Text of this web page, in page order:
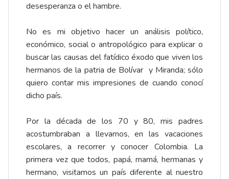
desesperanza o el hambre.
No es mi objetivo hacer un análisis político,
económico, social o antropológico para explicar o
buscar las causas del fatídico éxodo que viven los
hermanos de la patria de Bolívar y Miranda; sólo
quiero contar mis impresiones de cuando conocí
dicho país.
Por la década de los 70 y 80, mis padres
acostumbraban a llevarnos, en las vacaciones
escolares, a recorrer y conocer Colombia. La
primera vez que todos, papá, mamá, hermanas y
hermano, visitamos un país diferente al nuestro